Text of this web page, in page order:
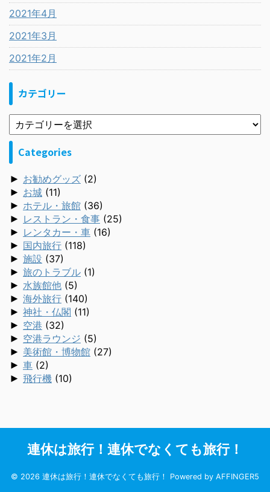
2021年4月
2021年3月
2021年2月
カテゴリー
Categories
► お勧めグッズ (2)
► お城 (11)
► ホテル・旅館 (36)
► レストラン・食事 (25)
► レンタカー・車 (16)
► 国内旅行 (118)
► 施設 (37)
► 旅のトラブル (1)
► 水族館他 (5)
► 海外旅行 (140)
► 神社・仏閣 (11)
► 空港 (32)
► 空港ラウンジ (5)
► 美術館・博物館 (27)
► 車 (2)
► 飛行機 (10)
連休は旅行！連休でなくても旅行！
© 2026 連休は旅行！連休でなくても旅行！ Powered by AFFINGER5